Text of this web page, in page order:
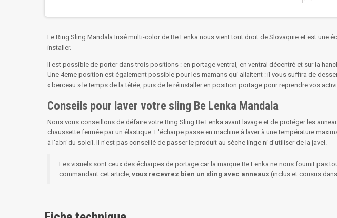
Le Ring Sling Mandala Irisé multi-color de Be Lenka nous vient tout droit de Slovaquie et est une
installer.
Il est possible de porter dans trois positions : en portage ventral, en ventral décentré et sur la
Une 4eme position est également possible pour les mamans qui allaitent : il vous suffira de
« berceau » le temps de la tétée, puis de le réinstaller en position portage pour reprendre vos
Conseils pour laver votre sling Be Lenka Mandala
Nous vous conseillons de défaire votre Ring Sling Be Lenka avant lavage et de protéger les
chaussette fermée par un élastique. L'écharpe passe en machine à laver à une température
à l'abri du soleil. Il n'est pas conseillé de passer le produit au sèche linge ni d'utiliser de la javel.
Les visuels sont ceux des écharpes de portage car la marque Be Lenka ne nous fournit pas
commandant cet article, vous recevrez bien un sling avec anneaux (inclus et cousus